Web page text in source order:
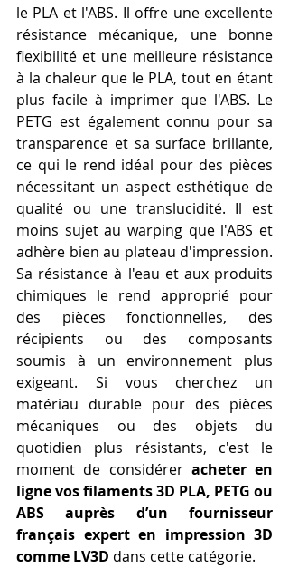
le PLA et l'ABS. Il offre une excellente
résistance mécanique, une bonne
flexibilité et une meilleure résistance
à la chaleur que le PLA, tout en étant
plus facile à imprimer que l'ABS. Le
PETG est également connu pour sa
transparence et sa surface brillante,
ce qui le rend idéal pour des pièces
nécessitant un aspect esthétique de
qualité ou une translucidité. Il est
moins sujet au warping que l'ABS et
adhère bien au plateau d'impression.
Sa résistance à l'eau et aux produits
chimiques le rend approprié pour
des pièces fonctionnelles, des
récipients ou des composants
soumis à un environnement plus
exigeant. Si vous cherchez un
matériau durable pour des pièces
mécaniques ou des objets du
quotidien plus résistants, c'est le
moment de considérer acheter en
ligne vos filaments 3D PLA, PETG ou
ABS auprès d’un fournisseur
français expert en impression 3D
comme LV3D dans cette catégorie.